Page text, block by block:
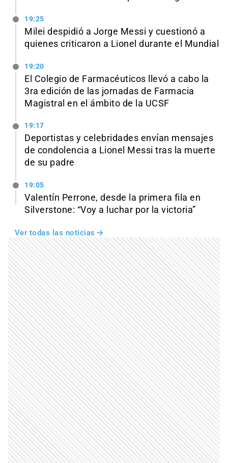
19:25
Milei despidió a Jorge Messi y cuestionó a
quienes criticaron a Lionel durante el Mundial
19:20
El Colegio de Farmacéuticos llevó a cabo la
3ra edición de las jornadas de Farmacia
Magistral en el ámbito de la UCSF
19:17
Deportistas y celebridades envían mensajes
de condolencia a Lionel Messi tras la muerte
de su padre
19:05
Valentín Perrone, desde la primera fila en
Silverstone: “Voy a luchar por la victoria”
Ver todas las noticias